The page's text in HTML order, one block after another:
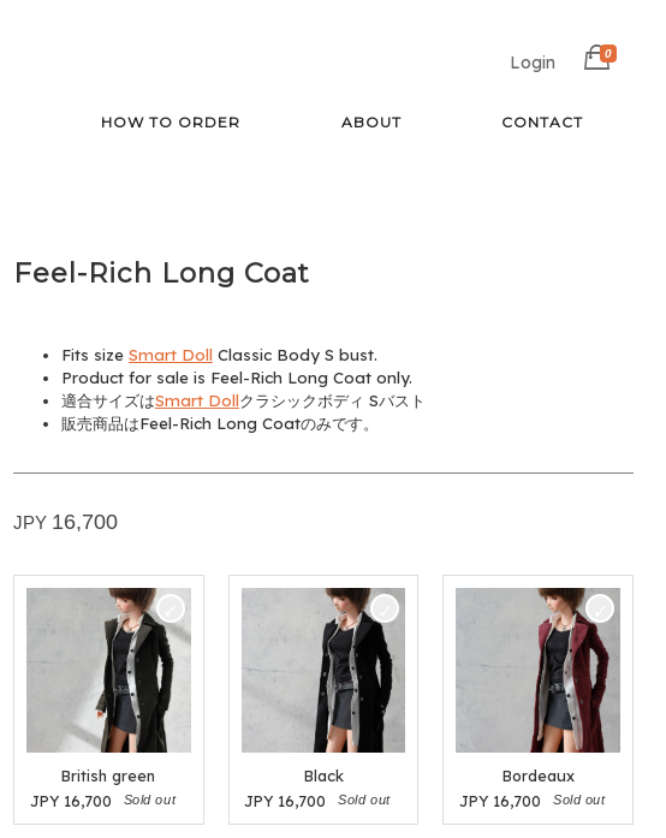
Login 0
HOW TO ORDER ABOUT CONTACT
Feel-Rich Long Coat
Fits size Smart Doll Classic Body S bust.
Product for sale is Feel-Rich Long Coat only.
適合サイズはSmart Dollクラシックボディ Sバスト
販売商品はFeel-Rich Long Coatのみです。
JPY 16,700
British green
JPY 16,700 Sold out
Black
JPY 16,700 Sold out
Bordeaux
JPY 16,700 Sold out